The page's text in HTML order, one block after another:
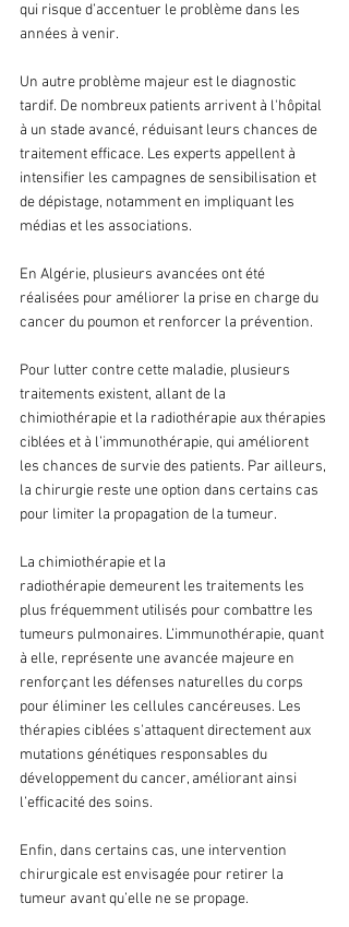
qui risque d’accentuer le problème dans les
années à venir.
Un autre problème majeur est le diagnostic
tardif. De nombreux patients arrivent à l'hôpital
à un stade avancé, réduisant leurs chances de
traitement efficace. Les experts appellent à
intensifier les campagnes de sensibilisation et
de dépistage, notamment en impliquant les
médias et les associations.
En Algérie, plusieurs avancées ont été
réalisées pour améliorer la prise en charge du
cancer du poumon et renforcer la prévention.
Pour lutter contre cette maladie, plusieurs
traitements existent, allant de la
chimiothérapie et la radiothérapie aux thérapies
ciblées et à l’immunothérapie, qui améliorent
les chances de survie des patients. Par ailleurs,
la chirurgie reste une option dans certains cas
pour limiter la propagation de la tumeur.
La chimiothérapie et la
radiothérapie demeurent les traitements les
plus fréquemment utilisés pour combattre les
tumeurs pulmonaires. L’immunothérapie, quant
à elle, représente une avancée majeure en
renforçant les défenses naturelles du corps
pour éliminer les cellules cancéreuses. Les
thérapies ciblées s'attaquent directement aux
mutations génétiques responsables du
développement du cancer, améliorant ainsi
l’efficacité des soins.
Enfin, dans certains cas, une intervention
chirurgicale est envisagée pour retirer la
tumeur avant qu’elle ne se propage.